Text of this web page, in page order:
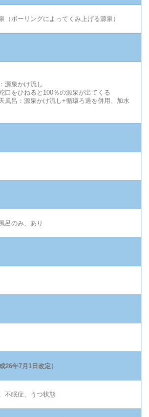
（ボーリングによってくみ上げる源泉）
源泉かけ流し
口をひねると100％の源泉が出てくる
風呂：源泉かけ流し+循環ろ過を併用、加水
呂のみ、あり
26年7月1日改定）
不眠症、うつ状態